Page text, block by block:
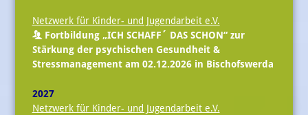
Netzwerk für Kinder- und Jugendarbeit e.V.
Fortbildung „ICH SCHAFF´ DAS SCHON“ zur
Stärkung der psychischen Gesundheit &
Stressmanagement am 02.12.2026 in Bischofswerda
2027
Netzwerk für Kinder- und Jugendarbeit e.V.